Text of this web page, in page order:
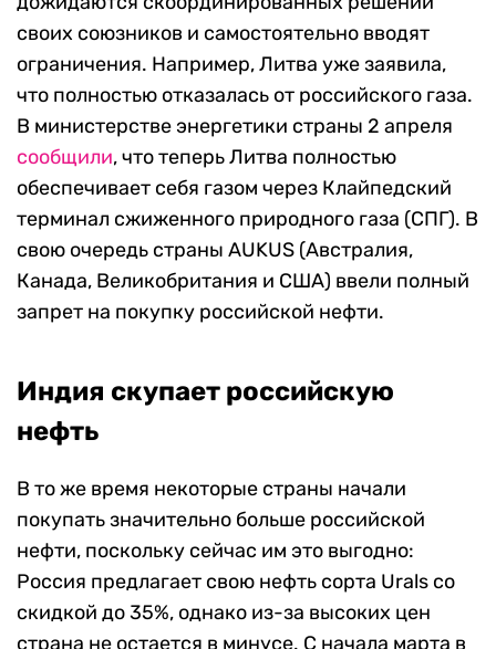
своих союзников и самостоятельно вводят
ограничения. Например, Литва уже заявила,
что полностью отказалась от российского газа.
В министерстве энергетики страны 2 апреля
сообщили, что теперь Литва полностью
обеспечивает себя газом через Клайпедский
терминал сжиженного природного газа (СПГ). В
свою очередь страны AUKUS (Австралия,
Канада, Великобритания и США) ввели полный
запрет на покупку российской нефти.
Индия скупает российскую
нефть
В то же время некоторые страны начали
покупать значительно больше российской
нефти, поскольку сейчас им это выгодно:
Россия предлагает свою нефть сорта Urals со
скидкой до 35%, однако из-за высоких цен
страна не остается в минусе. С начала марта в